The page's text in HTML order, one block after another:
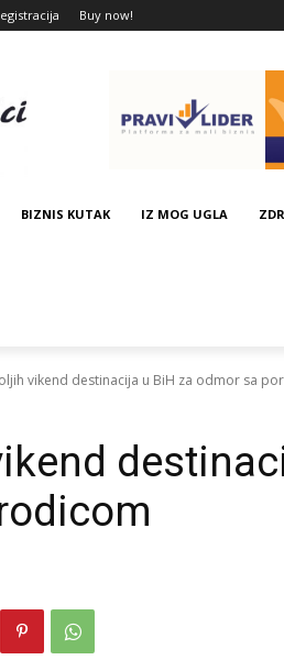
Buy now!
BIZNIS KUTAK IZ MOG UGLA
vikend destinacija u BiH za odmor sa